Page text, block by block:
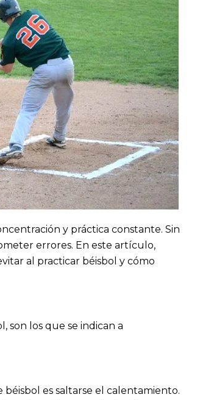
y práctica constante. Sin
errores. En este artículo,
al practicar béisbol y cómo
son los que se indican a
es saltarse el calentamiento.